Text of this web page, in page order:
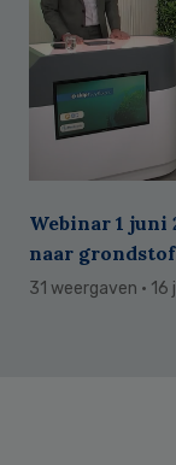
Webinar 1 juni
naar grondstof
31 weergaven ·